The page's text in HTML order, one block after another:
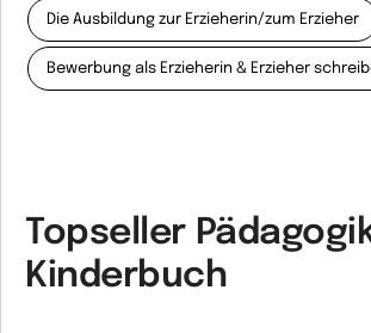
Die Ausbildung zur Erzieherin/zum Erzieher
Bewerbung als Erzieherin & Erzieher
Topseller
Kinderbuch